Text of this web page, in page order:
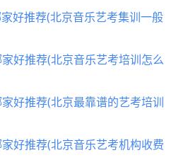
好推荐(北京音乐艺考集训一般
好推荐(北京音乐艺考培训怎么
好推荐(北京最靠谱的艺考培训
好推荐(北京音乐艺考机构收费